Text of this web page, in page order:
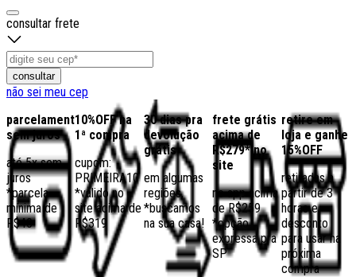
consultar frete
consultar
não sei meu cep
parcelamento
sem juros
até 5x sem
juros
*parcela
mínima de
R$40
10%OFF na
1ª compra
cupom:
PRIMEIRA10
*válido no
site acima de
R$319
30 dias pra
devolução
grátis
em algumas
regiões,
*buscamos
na sua casa!
frete grátis
acima de
R$279* no
site
no app acima
de R$259
*opção
expressa pra
SP
retire em
loja e ganhe
15%OFF
retiradas a
partir de 3
horas e
desconto
para usar na
próxima
compra